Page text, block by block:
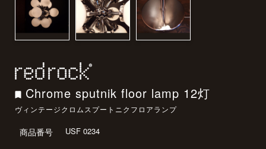
Chrome sputnik floor lamp 12灯
ヴィンテージクロムスプートニクフロアランプ
商品番号 USF 0234